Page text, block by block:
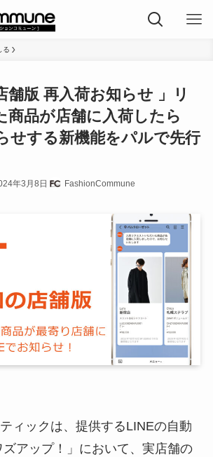
る
舗版 再入荷お知らせ 」リ
商品が店舗に入荷したら
せする新機能をパルで先行
年3月8日 FashionCommune
ィックは、提供するLINEの自動
アップ！」において、実店舗の